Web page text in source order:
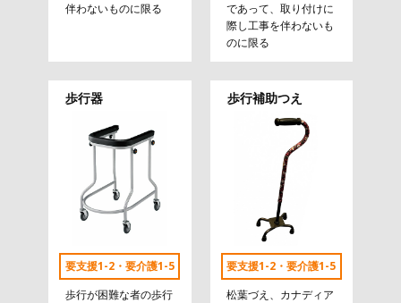
伴わないものに限る
であって、取り付けに
際し工事を伴わないも
のに限る
歩行器
要支援1-2・要介護1-5
歩行が困難な者の歩行
歩行補助つえ
要支援1-2・要介護1-5
松葉づえ、カナディア